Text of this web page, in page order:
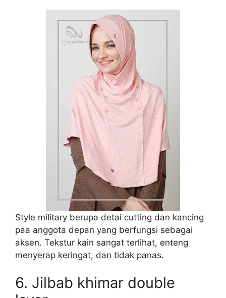
Style military berupa detai cutting dan kancing
paa anggota depan yang berfungsi sebagai
aksen. Tekstur kain sangat terlihat, enteng
menyerap keringat, dan tidak panas.
6. Jilbab khimar double